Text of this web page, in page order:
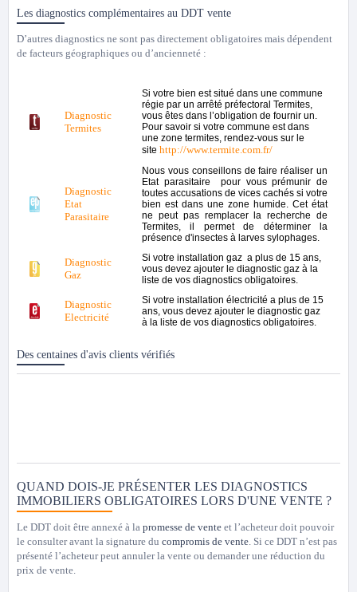
Les diagnostics complémentaires au DDT vente
D’autres diagnostics ne sont pas directement obligatoires mais dépendent
de facteurs géographiques ou d’ancienneté :
Diagnostic
Termites
Si votre bien est situé dans une commune
régie par un arrêté préfectoral Termites,
vous êtes dans l’obligation de fournir un.
Pour savoir si votre commune est dans
une zone termites, rendez-vous sur le
site http://www.termite.com.fr/
Diagnostic
Etat
Parasitaire
Nous vous conseillons de faire réaliser un
Etat parasitaire pour vous prémunir de
toutes accusations de vices cachés si votre
bien est dans une zone humide. Cet état
ne peut pas remplacer la recherche de
Termites, il permet de déterminer la
présence d'insectes à larves sylophages.
Diagnostic
Gaz
Si votre installation gaz a plus de 15 ans,
vous devez ajouter le diagnostic gaz à la
liste de vos diagnostics obligatoires.
Diagnostic
Electricité
Si votre installation électricité a plus de 15
ans, vous devez ajouter le diagnostic gaz
à la liste de vos diagnostics obligatoires.
Des centaines d'avis clients vérifiés
QUAND DOIS-JE PRÉSENTER LES DIAGNOSTICS
IMMOBILIERS OBLIGATOIRES LORS D'UNE VENTE ?
Le DDT doit être annexé à la promesse de vente et l’acheteur doit pouvoir
le consulter avant la signature du compromis de vente . Si ce DDT n’est pas
présenté l’acheteur peut annuler la vente ou demander une réduction du
prix de vente.